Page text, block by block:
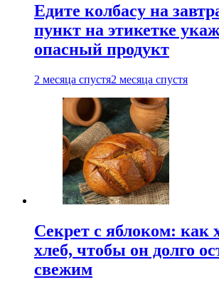
Едите колбасу на
пункт на этикетке
опасный продукт
2 месяца спустя2 месяца спустя
Секрет с яблоком: как
хлеб, чтобы он долго
свежим